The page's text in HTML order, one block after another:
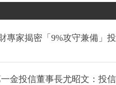
專家揭密「9%攻守兼備」投
金投信董事長尤昭文：投信